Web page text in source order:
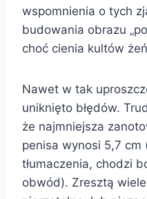
wspomnienia o tych
budowania obrazu
choć cienia kultów
Nawet w tak
uniknięto błędów.
że najmniejsza
penisa wynosi 5,7 cm
tłumaczenia, chodzi
obwód). Zresztą